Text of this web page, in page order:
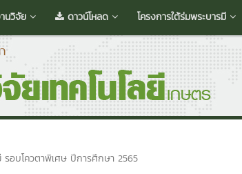
นวิจัย ดาวน์โหลด โครงการใต้ร่มพระบารมี
รอบโควตาพิเศษ ปีการศึกษา 2565